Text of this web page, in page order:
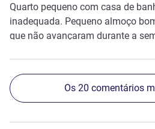
Quarto pequeno com casa de
inadequada. Pequeno almoço
que não avançaram durante a
Os 20 comentários